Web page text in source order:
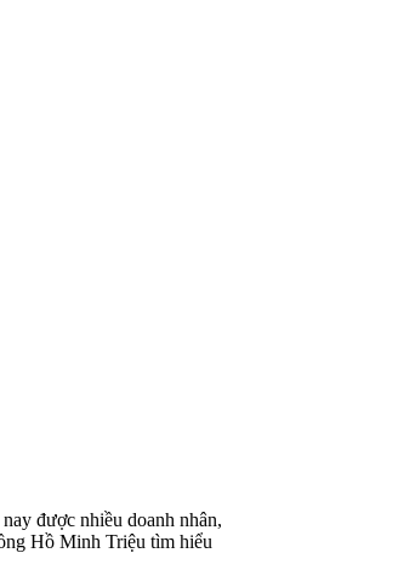
được nhiều doanh nhân,
Hồ Minh Triệu tìm hiểu